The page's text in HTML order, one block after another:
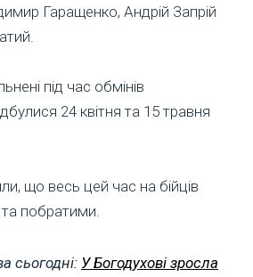
Гаращенко, Андрій Запрій
під час обмінів
24 квітня та 15 травня
що весь цей час на бійців
та побратими.
сьогодні: У Богодухові зросла